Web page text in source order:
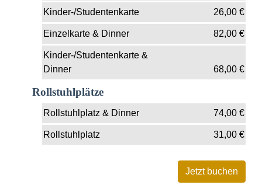
Kinder-/Studentenkarte 26,00€
Einzelkarte & Dinner 82,00€
Kinder-/Studentenkarte &
Dinner
68,00€
Rollstuhlplätze
Rollstuhlplatz & Dinner 74,00€
Rollstuhlplatz 31,00€